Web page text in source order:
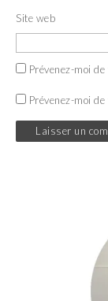
Site web
Prévenez-moi
Prévenez-moi